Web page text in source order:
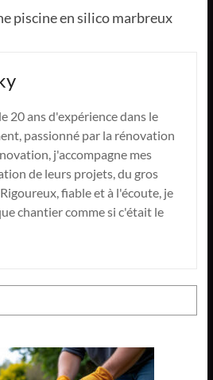
piscine en silico marbreux
20 ans d'expérience dans le
passionné par la rénovation
j'accompagne mes
de leurs projets, du gros
fiable et à l'écoute, je
chantier comme si c'était le